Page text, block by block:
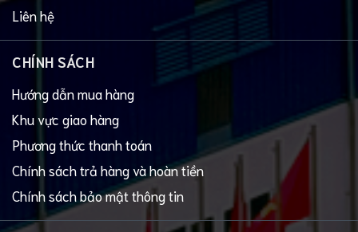
Liên hệ
CHÍNH SÁCH
Hướng dẫn mua hàng
Khu vực giao hàng
Phương thức thanh toán
Chính sách trả hàng và hoàn tiền
Chính sách bảo mật thông tin